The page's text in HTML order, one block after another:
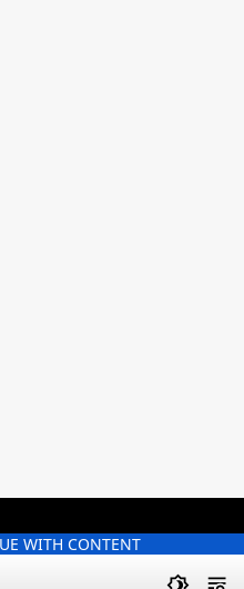
WITH CONTENT